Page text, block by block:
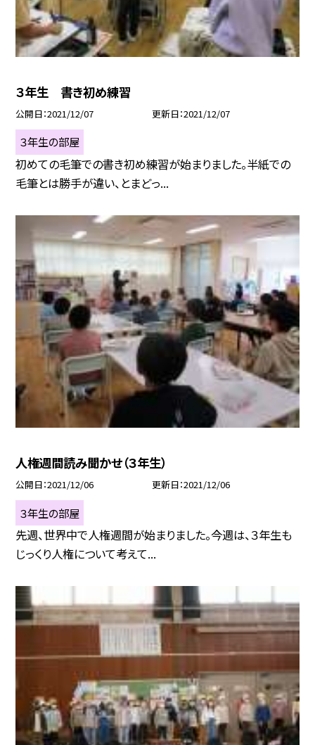
３年生 書き初め練習
公開日 2021/12/07 更新日 2021/12/07
３年生の部屋
初めての毛筆での書き初め練習が始まりました。半紙での
毛筆とは勝手が違い、とまどっ...
人権週間読み聞かせ（３年生）
公開日 2021/12/06 更新日 2021/12/06
３年生の部屋
先週、世界中で人権週間が始まりました。今週は、３年生も
じっくり人権について考えて...